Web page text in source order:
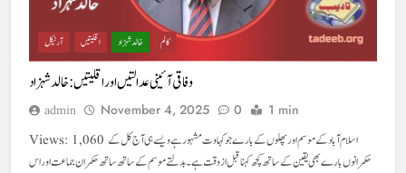
آرٹیکل اقلیتیں خالد شہزاد کالم
وفاقی آئینی عدالتیں اور اقلیتیں : خالدشہزاد
admin November 4, 2025 0 1 min
Views: 1,060 اسلام آباد کے موسم اور پھلوں کے بارے جو کہاوت مشہور ہے ویسے ہی آج کل کے
حکمرانوں بارے بھی یقین کے ساتھ کچھ کہنا قبل از وقت ہے۔ بدلتے موسم کے ساتھ ساتھ حکمران جماعت اور اس